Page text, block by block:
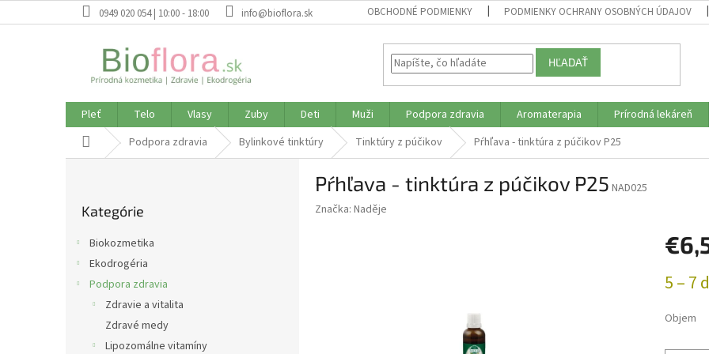
na
0949 020 054 | 10:00 - 18:00 info@bioflora.sk OBCHODNÉ PODMIENKY PODMIENKY OCHRANY OSOBNÝCH ÚDAJOV
HĽADAŤ
Pleť Telo Vlasy Zuby Deti Muži Podpora zdravia Aromaterapia Prírodná lekáreň
DomovPodpora zdravia Bylinkové tinktúry Tinktúry z púčikov Pŕhľava - tinktúra z púčikov P25
kategórie
Kategórie
Biokozmetika
Ekodrogéria
Podpora zdravia
Zdravie a vitalita
Zdravé medy
Lipozomálne vitamíny
Pŕhľava - tinktúra z púčikov P25 NAD025
Značka: Naděje
cena:
5 – 7
Objem